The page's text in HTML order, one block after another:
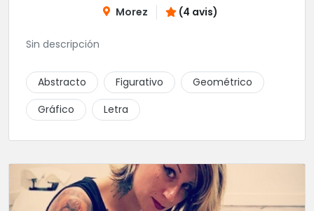
Morez (4 avis)
Sin descripción
Abstracto Figurativo
Geométrico
Gráfico
Letra